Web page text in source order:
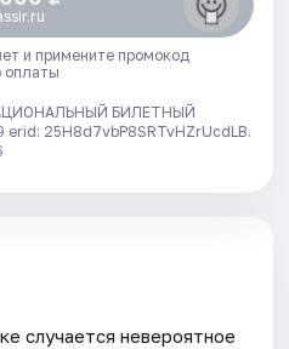
и примените промокод
оплаты
БИЛЕТНЫЙ
25H8d7vbP8SRTvHZrUcdLB.
случается невероятное